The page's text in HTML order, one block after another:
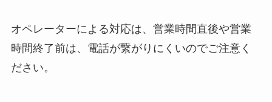
オペレーターによる対応は、営業時間直後や営業
時間終了前は、電話が繋がりにくいのでご注意く
ださい。